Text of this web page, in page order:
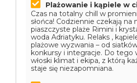
Plażowanie i kąpiele w
Czas na totalny chill w
słońca! Codziennie czekają na
piaszczyste plaże Rimini i
woda Adriatyku. Relaks ,
plażowe wyzwania – od
konkursy i integracje. Do tego
włoski klimat i ekipa, z którą
staje się niezapomniana.